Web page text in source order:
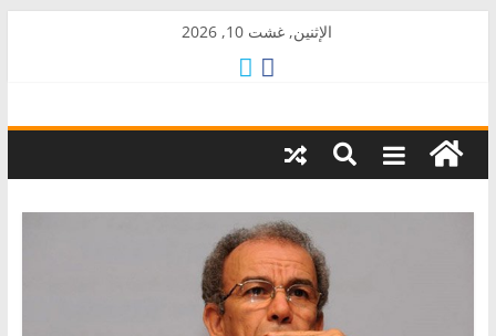
الإثنين, غشت 10, 2026
AkalPress
منبر